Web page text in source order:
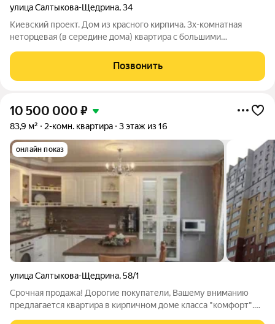
улица Салтыкова-Щедрина,34
Киевский проект. Дом из красного кирпича. 3х-комнатная
неторцевая (в середине дома) квартира с большими
стенами и широкими мраморными подоконниками.
Перепланировка по совмещению санузла узаконена.
Позвонить
10 500 000 ₽
83,9 м² 2-комн. квартира 3 этаж из 16
онлайн показ
улица Салтыкова-Щедрина,58/1
Срочная продажа! Дорогие покупатели, Вашему вниманию
предлагается квартира в кирпичном доме класса "комфорт".